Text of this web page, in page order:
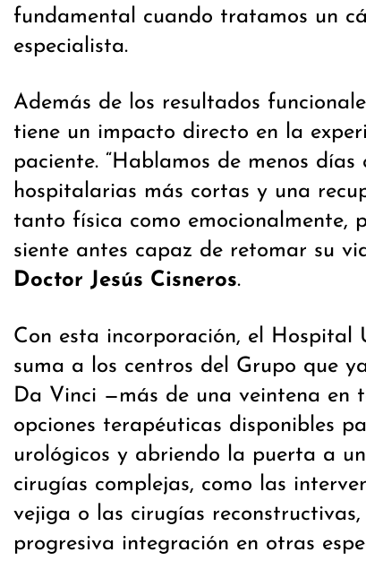
fundamental cuando tratamos un
especialista.
Además de los resultados
tiene un impacto directo en la
paciente. “Hablamos de menos días
hospitalarias más cortas y una
tanto física como emocionalmente,
siente antes capaz de retomar su
Doctor Jesús Cisneros.
Con esta incorporación, el Hospital
suma a los centros del Grupo que
Da Vinci —más de una veintena en
opciones terapéuticas disponibles
urológicos y abriendo la puerta a
cirugías complejas, como las
vejiga o las cirugías
progresiva integración en otras